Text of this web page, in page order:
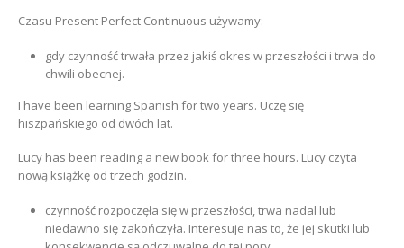
Czasu Present Perfect Continuous używamy:
gdy czynność trwała przez jakiś okres w przeszłości i trwa do
chwili obecnej.
I have been learning Spanish for two years. Uczę się
hiszpańskiego od dwóch lat.
Lucy has been reading a new book for three hours. Lucy czyta
nową książkę od trzech godzin.
czynność rozpoczęła się w przeszłości, trwa nadal lub
niedawno się zakończyła. Interesuje nas to, że jej skutki lub